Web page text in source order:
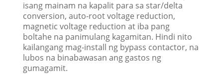
isang mainam na kapalit para sa star/delta
conversion, auto-root voltage reduction,
magnetic voltage reduction at iba pang
boltahe na panimulang kagamitan. Hindi nito
kailangang mag-install ng bypass contactor, na
lubos na binabawasan ang gastos ng
gumagamit.